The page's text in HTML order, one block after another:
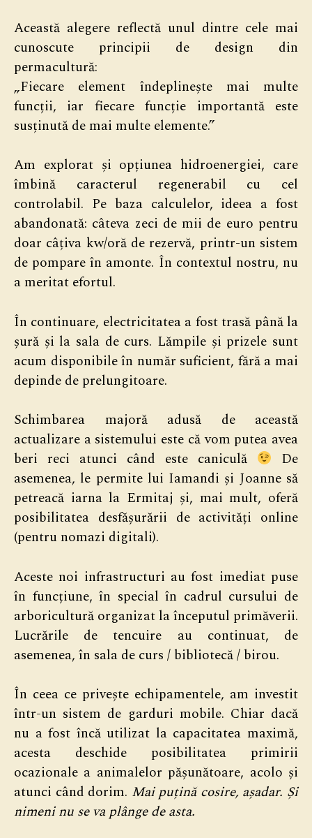
Această alegere reflectă unul dintre cele mai
cunoscute principii de design din
permacultură:
„Fiecare element îndeplinește mai multe
funcții, iar fiecare funcție importantă este
susținută de mai multe elemente.”
Am explorat și opțiunea hidroenergiei, care
îmbină caracterul regenerabil cu cel
controlabil. Pe baza calculelor, ideea a fost
abandonată: câteva zeci de mii de euro pentru
doar câțiva kw/oră de rezervă, printr-un sistem
de pompare în amonte. În contextul nostru, nu
a meritat efortul.
În continuare, electricitatea a fost trasă până la
șură și la sala de curs. Lămpile și prizele sunt
acum disponibile în număr suficient, fără a mai
depinde de prelungitoare.
Schimbarea majoră adusă de această
actualizare a sistemului este că vom putea avea
beri reci atunci când este caniculă
De
asemenea, le permite lui Iamandi și Joanne să
petreacă iarna la Ermitaj și, mai mult, oferă
posibilitatea desfășurării de activități online
(pentru nomazi digitali).
Aceste noi infrastructuri au fost imediat puse
în funcțiune, în special în cadrul cursului de
arboricultură organizat la începutul primăverii.
Lucrările de tencuire au continuat, de
asemenea, în sala de curs / bibliotecă / birou.
În ceea ce privește echipamentele, am investit
într-un sistem de garduri mobile. Chiar dacă
nu a fost încă utilizat la capacitatea maximă,
acesta deschide posibilitatea primirii
ocazionale a animalelor pășunătoare, acolo și
atunci când dorim. Mai puțină cosire, așadar. Și
nimeni nu se va plânge de asta.